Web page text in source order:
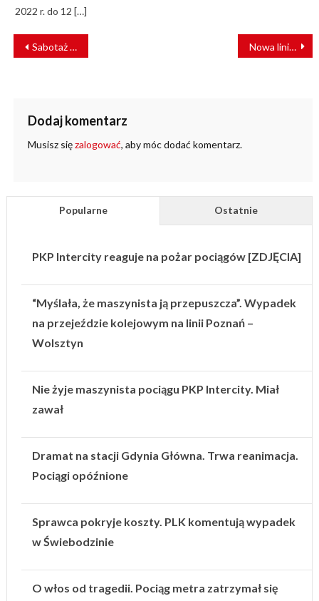
2022 r. do 12 […]
NAWIGACJA
WPISU
Sabotaż na hiszpańskiej kolei Nowa linia tramwajowa do lotniska Findel – rozwój transportu publicznego w Luksemburgu
Dodaj komentarz
Musisz sięzalogować, aby móc dodać komentarz.
Popularne Ostatnie
PKP Intercity reaguje na pożar pociągów [ZDJĘCIA]
“Myślała, że maszynista ją przepuszcza”. Wypadek
na przejeździe kolejowym na linii Poznań –
Wolsztyn
Nie żyje maszynista pociągu PKP Intercity. Miał
zawał
Dramat na stacji Gdynia Główna. Trwa reanimacja.
Pociągi opóźnione
Sprawca pokryje koszty. PLK komentują wypadek
w Świebodzinie
O włos od tragedii. Pociąg metra zatrzymał się